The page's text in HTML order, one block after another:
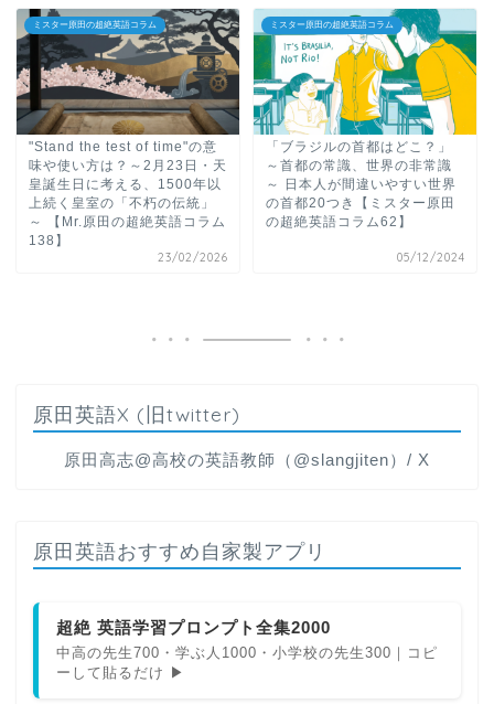
ミスター原田の超絶英語コラム
"Stand the test of time"の意
味や使い方は？～2月23日・天
皇誕生日に考える、1500年以
上続く皇室の「不朽の伝統」
～ 【Mr.原田の超絶英語コラム
138】
23/02/2026
ミスター原田の超絶英語コラム
「ブラジルの首都はどこ？」
～首都の常識、世界の非常識
～ 日本人が間違いやすい世界
の首都20つき【ミスター原田
の超絶英語コラム62】
05/12/2024
原田英語X (旧twitter)
原田高志@高校の英語教師（@slangjiten）/ X
原田英語おすすめ自家製アプリ
超絶 英語学習プロンプト全集2000
中高の先生700・学ぶ人1000・小学校の先生300｜コピ
ーして貼るだけ ▶